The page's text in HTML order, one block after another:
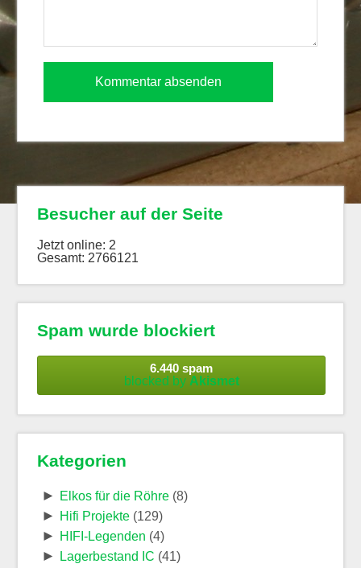
Besucher auf der Seite
Jetzt online: 2
Gesamt: 2766121
Spam wurde blockiert
6.440 spam
blocked by Akismet
Kategorien
► Elkos für die Röhre(8)
► Hifi Projekte(129)
► HIFI-Legenden (4)
► Lagerbestand IC (41)